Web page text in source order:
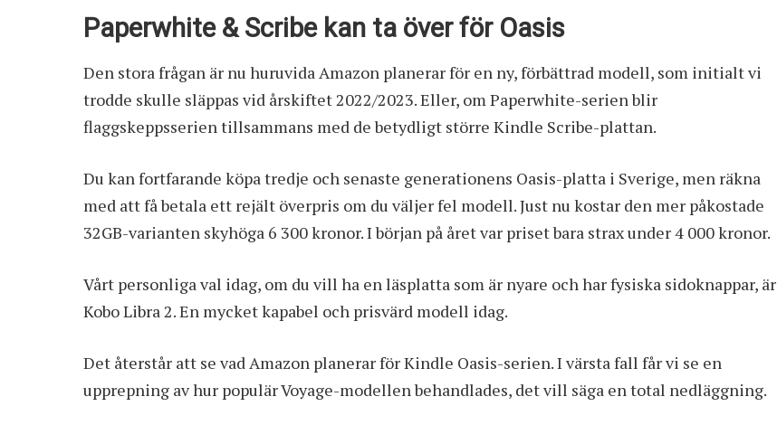
Paperwhite & Scribe kan ta över för Oasis
Den stora frågan är nu huruvida Amazon planerar för en ny, förbättrad modell, som initialt vi
trodde skulle släppas vid årskiftet 2022/2023. Eller, omPaperwhite-serienblir
flaggskeppsserien tillsammans med de betydligt större Kindle Scribe-plattan.
Du kan fortfarande köpa tredje och senaste generationens Oasis-platta i Sverige, men räkna
med att få betala ett rejält överpris om du väljer fel modell. Just nu kostar den mer påkostade
32GB-varianten skyhöga 6 300 kronor. I början på året var priset bara strax under 4 000 kronor.
Vårt personliga val idag, om du vill ha en läsplatta som är nyare och har fysiska sidoknappar, är
Kobo Libra 2. En mycket kapabel och prisvärd modell idag.
Det återstår att se vad Amazon planerar för Kindle Oasis-serien. I värsta fall får vi se en
upprepning av hur populär Voyage-modellen behandlades, det vill säga en total nedläggning.